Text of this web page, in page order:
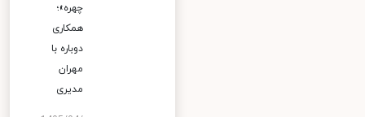
چهره»؛
همکاری
دوباره با
مهران
مدیری